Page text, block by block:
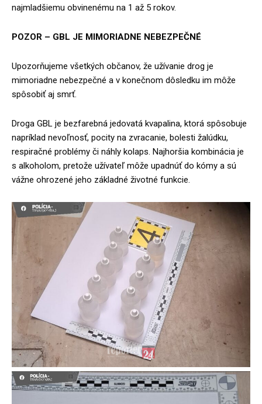
najmladšiemu obvinenému na 1 až 5 rokov.
POZOR – GBL JE MIMORIADNE NEBEZPEČNÉ
Upozorňujeme všetkých občanov, že užívanie drog je
mimoriadne nebezpečné a v konečnom dôsledku im môže
spôsobiť aj smrť.
Droga GBL je bezfarebná jedovatá kvapalina, ktorá spôsobuje
napríklad nevoľnosť, pocity na zvracanie, bolesti žalúdku,
respiračné problémy či náhly kolaps. Najhoršia kombinácia je
s alkoholom, pretože užívateľ môže upadnúť do kómy a sú
vážne ohrozené jeho základné životné funkcie.